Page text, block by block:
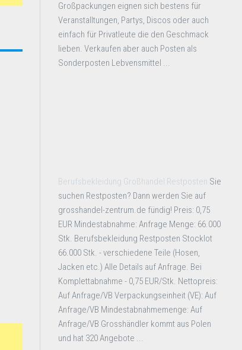
Großpackungen eignen sich bestens für
Veranstalltungen, Partys, Discos oder auch
einfach für Privatleute die den Geschmack
lieben. Verkaufen aber auch Posten als
Sonderposten Lebvensmittel ...
Berufsbekleidung Großhandel Restposten Sie
suchen Restposten? Dann werden Sie auf
grosshandel-zentrum.de fündig! Preis: 0,75
EUR Mindestabnahme: Anfrage Menge: 66.000
Stk. Berufsbekleidung Restposten Stocklot
66.000 Stk. - verschiedene Teile (Hosen,
Jacken etc.) Alle Details auf Anfrage. Bei
Komplettabnahme - 0,75 EUR/Stk. Nettopreis:
Auf Anfrage/VB Verpackungseinheit (VE): Auf
Anfrage/VB Mindestabnahmemenge: Auf
Anfrage/VB Grosshändler kommt aus Polen
und hat 320 Angebote ...